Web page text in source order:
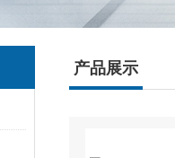
产品展示